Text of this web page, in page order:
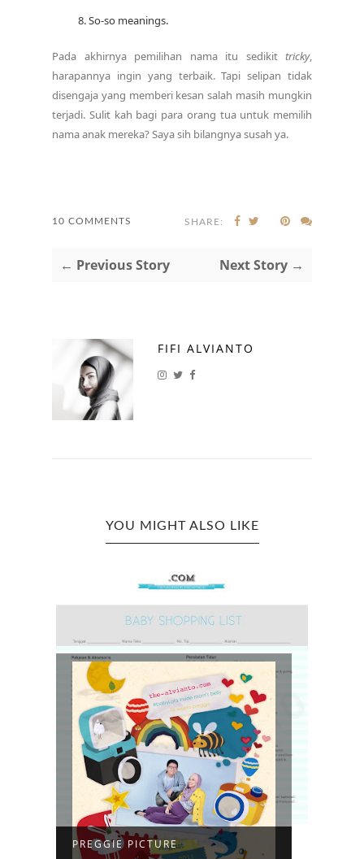
So-so meanings.
Pada akhirnya pemilihan nama itu sedikit tricky,
harapannya ingin yang terbaik. Tapi selipan tidak
disengaja yang memberi kesan salah masih mungkin
terjadi. Sulit kah bagi para orang tua untuk memilih
nama anak mereka? Saya sih bilangnya susah ya.
10 COMMENTS SHARE:
← Previous Story Next Story →
FIFI ALVIANTO
YOU MIGHT ALSO LIKE
PREGGIE PICTURE